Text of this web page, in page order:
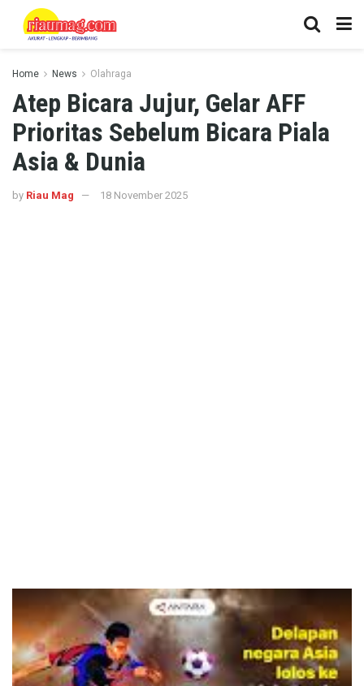
Home News Olahraga
Atep Bicara Jujur, Gelar AFF
Prioritas Sebelum Bicara Piala
Asia & Dunia
by Riau Mag 18 November 2025